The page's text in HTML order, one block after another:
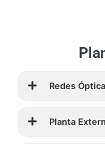
Redes
Planta